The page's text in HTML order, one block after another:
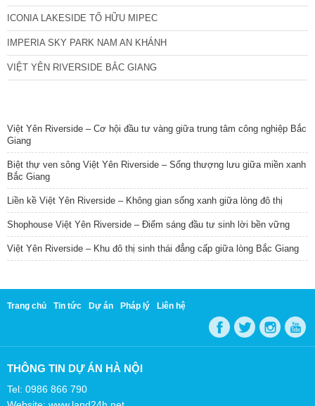
ICONIA LAKESIDE TỐ HỮU MIPEC
IMPERIA SKY PARK NAM AN KHÁNH
VIỆT YÊN RIVERSIDE BẮC GIANG
Việt Yên Riverside – Cơ hội đầu tư vàng giữa trung tâm công nghiệp Bắc
Giang
Biệt thự ven sông Việt Yên Riverside – Sống thượng lưu giữa miền xanh
Bắc Giang
Liền kề Việt Yên Riverside – Không gian sống xanh giữa lòng đô thị
Shophouse Việt Yên Riverside – Điểm sáng đầu tư sinh lời bền vững
Việt Yên Riverside – Khu đô thị sinh thái đẳng cấp giữa lòng Bắc Giang
Trang chủ Tin tức Dự án Pháp lý Liên hệ
THÔNG TIN DỰ ÁN HÀ NỘI
Tel: 0986 866 790